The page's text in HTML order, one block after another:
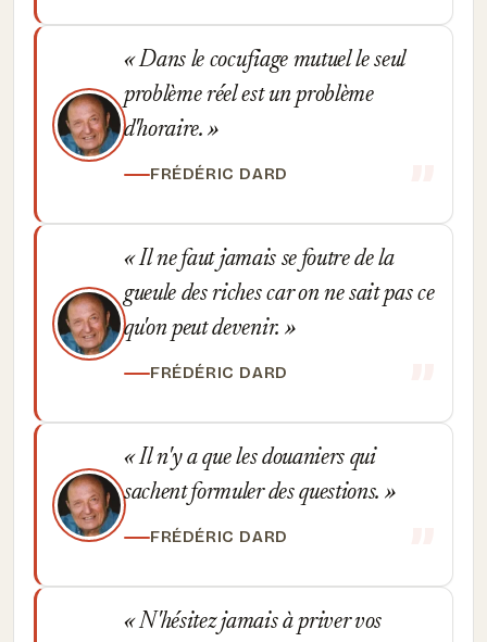
Dans le cocufiage mutuel le seul
problème réel est un problème
d'horaire.
FRÉDÉRIC DARD
Il ne faut jamais se foutre de la
gueule des riches car on ne sait pas ce
qu'on peut devenir.
FRÉDÉRIC DARD
Il n'y a que les douaniers qui
sachent formuler des questions.
FRÉDÉRIC DARD
N'hésitez jamais à priver vos